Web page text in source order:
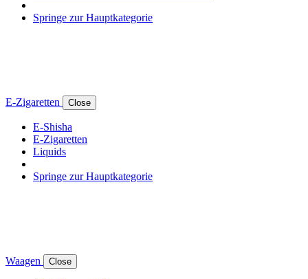
Springe zur Hauptkategorie
E-Zigaretten Close
E-Shisha
E-Zigaretten
Liquids
Springe zur Hauptkategorie
Waagen Close